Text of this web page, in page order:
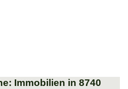
Immobilien in 8740